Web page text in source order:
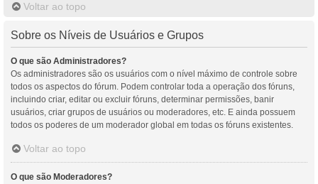
Voltar ao topo
Sobre os Níveis de Usuários e Grupos
O que são Administradores?
Os administradores são os usuários com o nível máximo de controle sobre
todos os aspectos do fórum. Podem controlar toda a operação dos fóruns,
incluindo criar, editar ou excluir fóruns, determinar permissões, banir
usuários, criar grupos de usuários ou moderadores, etc. E ainda possuem
todos os poderes de um moderador global em todas os fóruns existentes.
Voltar ao topo
O que são Moderadores?